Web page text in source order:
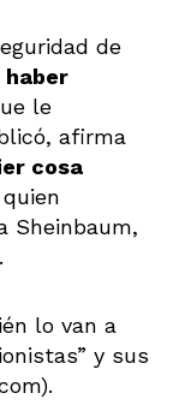
de
haber
le
afirma
cosa
quien
Sheinbaum,
lo van a
y sus